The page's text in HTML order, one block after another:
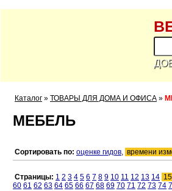
Каталог » ТОВАРЫ ДЛЯ ДОМА И ОФИСА »
МЕБЕЛЬ
Сортировать по: оценке гидов, времени
Страницы: 1 2 3 4 5 6 7 8 9 10 11 12 13 14 15
60 61 62 63 64 65 66 67 68 69 70 71 72 73 74